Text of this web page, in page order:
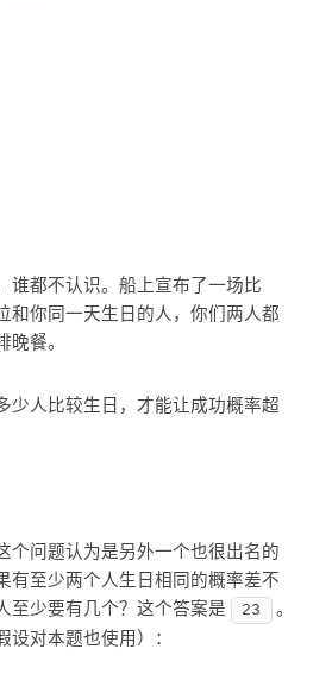
谁都不认识。船上宣布了一场比
和你同一天生日的人，你们两人都
餐。
少人比较生日，才能让成功概率超
个问题认为是另外一个也很出名的
有至少两个人生日相同的概率差不
至少要有几个？这个答案是
23
。
对本题也使用）：